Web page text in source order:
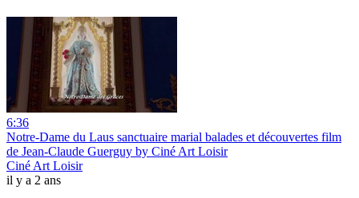
6:36
Notre-Dame du Laus sanctuaire marial balades et découvertes film
de Jean-Claude Guerguy by Ciné Art Loisir
Ciné Art Loisir
il y a 2 ans